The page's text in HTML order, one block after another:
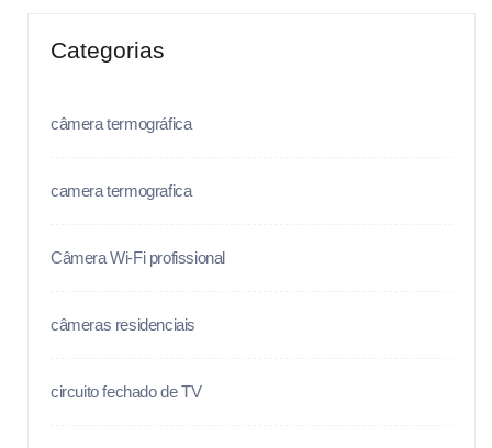
Categorias
câmera termográfica
camera termografica
Câmera Wi-Fi profissional
câmeras residenciais
circuito fechado de TV